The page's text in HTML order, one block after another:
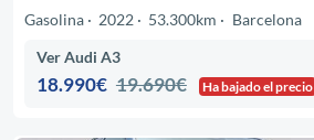
Gasolina
2022 53.300km Barcelona
Ver Audi A3
18.990€ 19.690€ Ha bajado el precio